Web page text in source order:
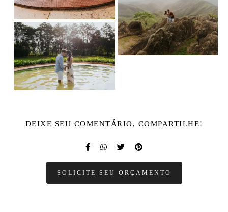
DEIXE SEU COMENTÁRIO, COMPARTILHE!
SOLICITE SEU ORÇAMENTO